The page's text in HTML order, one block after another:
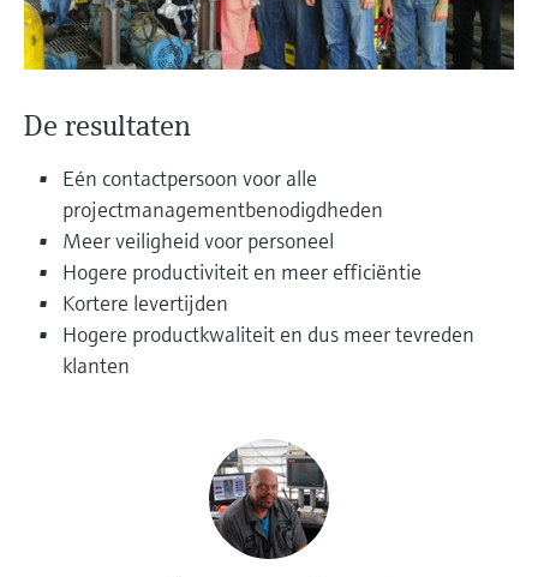
Device Viewer
Find product-specific information and
documentation
Spare parts finder
or serial number
Level measurement with pressure
Alles winkelen
Memosens technology
besluitvormingsniveau
De resultaten
Eén contactpersoon voor alle
projectmanagementbenodigdheden
Meer veiligheid voor personeel
Hogere productiviteit en meer efficiëntie
Kortere levertijden
Hogere productkwaliteit en dus meer tevreden
klanten